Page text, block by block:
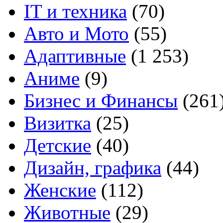
IT и техника (70)
Авто и Мото (55)
Адаптивные (1 253)
Аниме (9)
Бизнес и Финансы
Визитка (25)
Детские (40)
Дизайн, графика (44)
Женские (112)
Животные (29)